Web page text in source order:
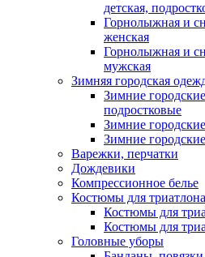
детская,
Горнолыжная и
женская
Горнолыжная и
мужская
Зимняя городская
Зимние
подростковые
Зимние
Зимние
Варежки, перчатки
Дождевики
Компрессионное белье
Костюмы для триатлона
Костюмы для
Костюмы для
Головные уборы